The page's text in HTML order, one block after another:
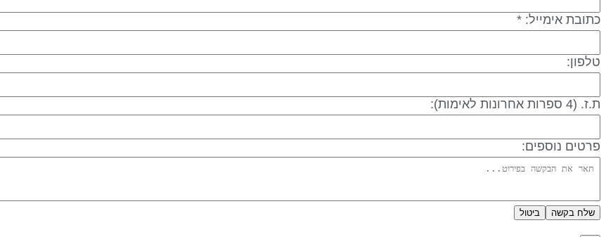
כתובת אימייל: *
טלפון:
ת.ז. (4 ספרות אחרונות לאימות):
פרטים נוספים:
שלח בקשה ביטול